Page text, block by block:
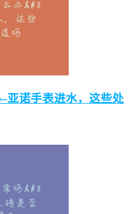
亚诺手表进水，这些处